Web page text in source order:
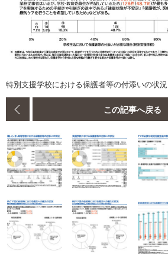
特別支援学校における保護者等の付添いの状況
この記事へ戻る